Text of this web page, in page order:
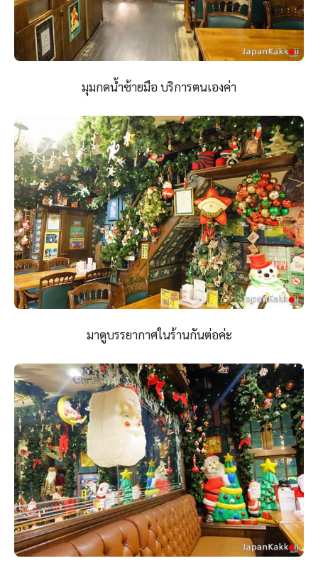
มุมกดน้ำซ้ายมือ บริการตนเองค่า
มาดูบรรยากาศในร้านกันต่อค่ะ